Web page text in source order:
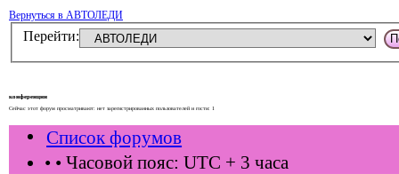
Вернуться в АВТОЛЕДИ
Перейти:
конференции
Сейчас этот форум просматривают: нет зарегистрированных пользователей и гости: 1
Список форумов
• • Часовой пояс: UTC + 3 часа